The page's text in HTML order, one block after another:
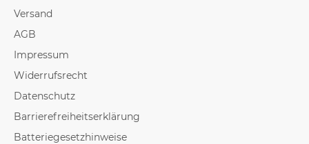
Versand
AGB
Impressum
Widerrufsrecht
Datenschutz
Barrierefreiheitserklärung
Batteriegesetzhinweise